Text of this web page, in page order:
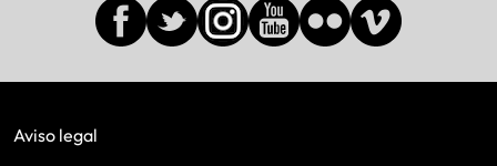
Aviso legal